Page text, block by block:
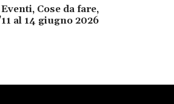
Cose da fare,
al 14 giugno 2026